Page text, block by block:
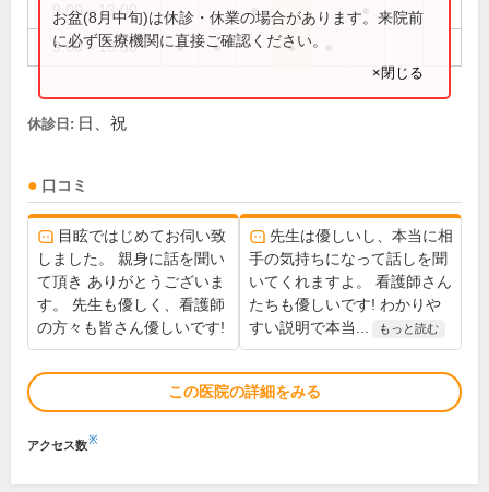
9:00～13:00 ●
9:00～18:30 ● ● ●
お盆(8月中旬)は休診・休業の場合があります。来院前
に必ず医療機関に直接ご確認ください。
×閉じる
休診日: 日、祝
口コミ
目眩ではじめてお伺い致
しました。 親身に話を聞い
て頂き ありがとうございま
す。 先生も優しく、看護師
の方々も皆さん優しいです!
先生は優しいし、本当に相
手の気持ちになって話しを聞
いてくれますよ。 看護師さん
たちも優しいです! わかりや
すい説明で本当...
もっと読む
この医院の詳細をみる
アクセス数※